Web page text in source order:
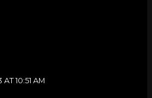
AT 10:51 AM